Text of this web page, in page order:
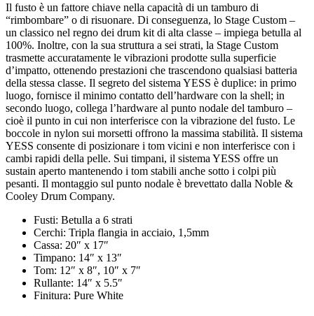
Il fusto è un fattore chiave nella capacità di un tamburo di
“rimbombare” o di risuonare. Di conseguenza, lo Stage Custom –
un classico nel regno dei drum kit di alta classe – impiega betulla al
100%. Inoltre, con la sua struttura a sei strati, la Stage Custom
trasmette accuratamente le vibrazioni prodotte sulla superficie
d’impatto, ottenendo prestazioni che trascendono qualsiasi batteria
della stessa classe. Il segreto del sistema YESS è duplice: in primo
luogo, fornisce il minimo contatto dell’hardware con la shell; in
secondo luogo, collega l’hardware al punto nodale del tamburo –
cioè il punto in cui non interferisce con la vibrazione del fusto. Le
boccole in nylon sui morsetti offrono la massima stabilità. Il sistema
YESS consente di posizionare i tom vicini e non interferisce con i
cambi rapidi della pelle. Sui timpani, il sistema YESS offre un
sustain aperto mantenendo i tom stabili anche sotto i colpi più
pesanti. Il montaggio sul punto nodale è brevettato dalla Noble &
Cooley Drum Company.
Fusti: Betulla a 6 strati
Cerchi: Tripla flangia in acciaio, 1,5mm
Cassa: 20″ x 17″
Timpano: 14″ x 13″
Tom: 12″ x 8″, 10″ x 7″
Rullante: 14″ x 5.5″
Finitura: Pure White